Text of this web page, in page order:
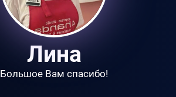
Лина
Большое Вам спасибо!